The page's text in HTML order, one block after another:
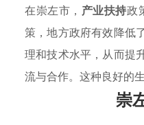
在崇左市， 产业扶持政
策，地方政府有效降低
理和技术水平，从而提
流与合作。这种良好的
崇